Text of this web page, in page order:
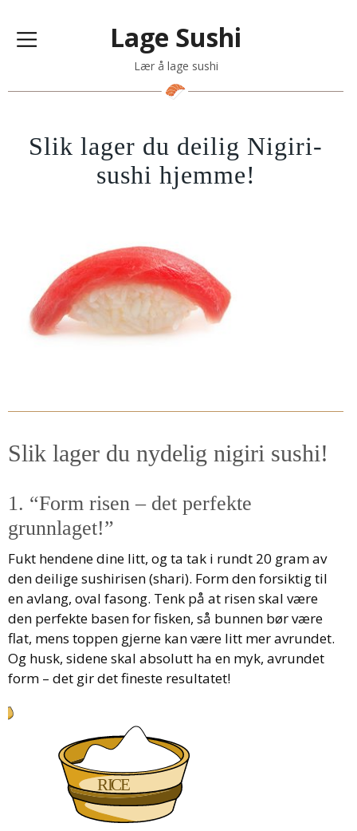
Lage Sushi
Lær å lage sushi
Slik lager du deilig Nigiri-
sushi hjemme!
Slik lager du nydelig nigiri sushi!
1. “Form risen – det perfekte
grunnlaget!”
Fukt hendene dine litt, og ta tak i rundt 20 gram av
den deilige sushirisen (shari). Form den forsiktig til
en avlang, oval fasong. Tenk på at risen skal være
den perfekte basen for fisken, så bunnen bør være
flat, mens toppen gjerne kan være litt mer avrundet.
Og husk, sidene skal absolutt ha en myk, avrundet
form – det gir det fineste resultatet!